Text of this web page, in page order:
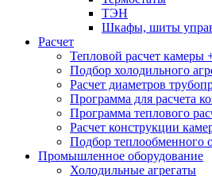
ТЭН
Шкафы, шиты
Расчет
Тепловой расчет камеры
Подбор холодильного
Расчет диаметров
Программа для расчета
Программа теплового
Расчет конструкции
Подбор теплообменного
Промышленное оборудование
Холодильные агрегаты